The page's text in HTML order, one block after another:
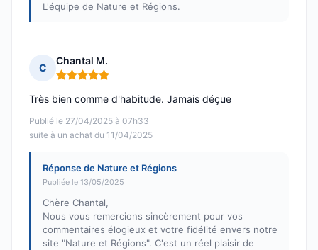
L'équipe de Nature et Régions.
C
Chantal M.
Note : 5 sur 5
Publié le 27/04/2025 à 07h33
suite à un achat du 11/04/2025
Très bien comme d'habitude. Jamais déçue
Réponse de Nature et Régions
Publiée le 13/05/2025
Chère Chantal,
Nous vous remercions sincèrement pour vos
commentaires élogieux et votre fidélité envers notre
site "Nature et Régions". C'est un réel plaisir de